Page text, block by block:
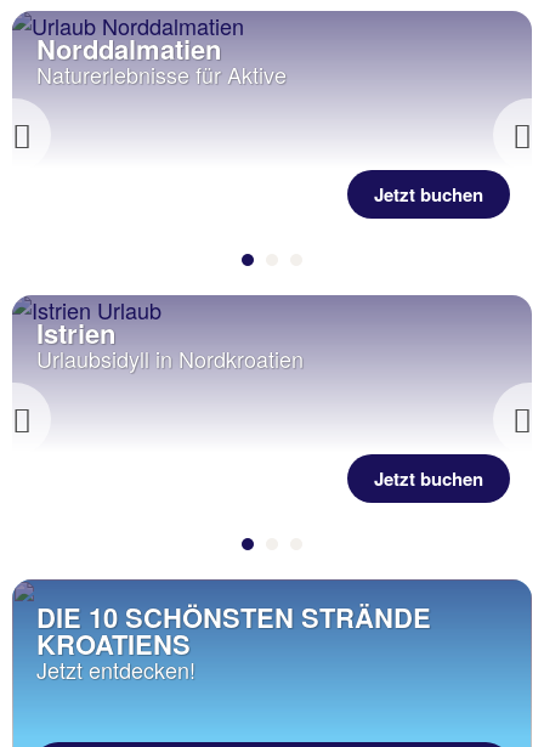
Previous
Norddalmatien
Naturerlebnisse für Aktive
Jetzt buchen
Previous
Istrien
Urlaubsidyll in Nordkroatien
Jetzt buchen
DIE 10 SCHÖNSTEN STRÄNDE
KROATIENS
Jetzt entdecken!